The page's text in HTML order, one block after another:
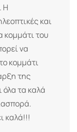
Η
και
κομμάτι του
να
κομμάτι
της
όλα τα καλά
καλά!!!